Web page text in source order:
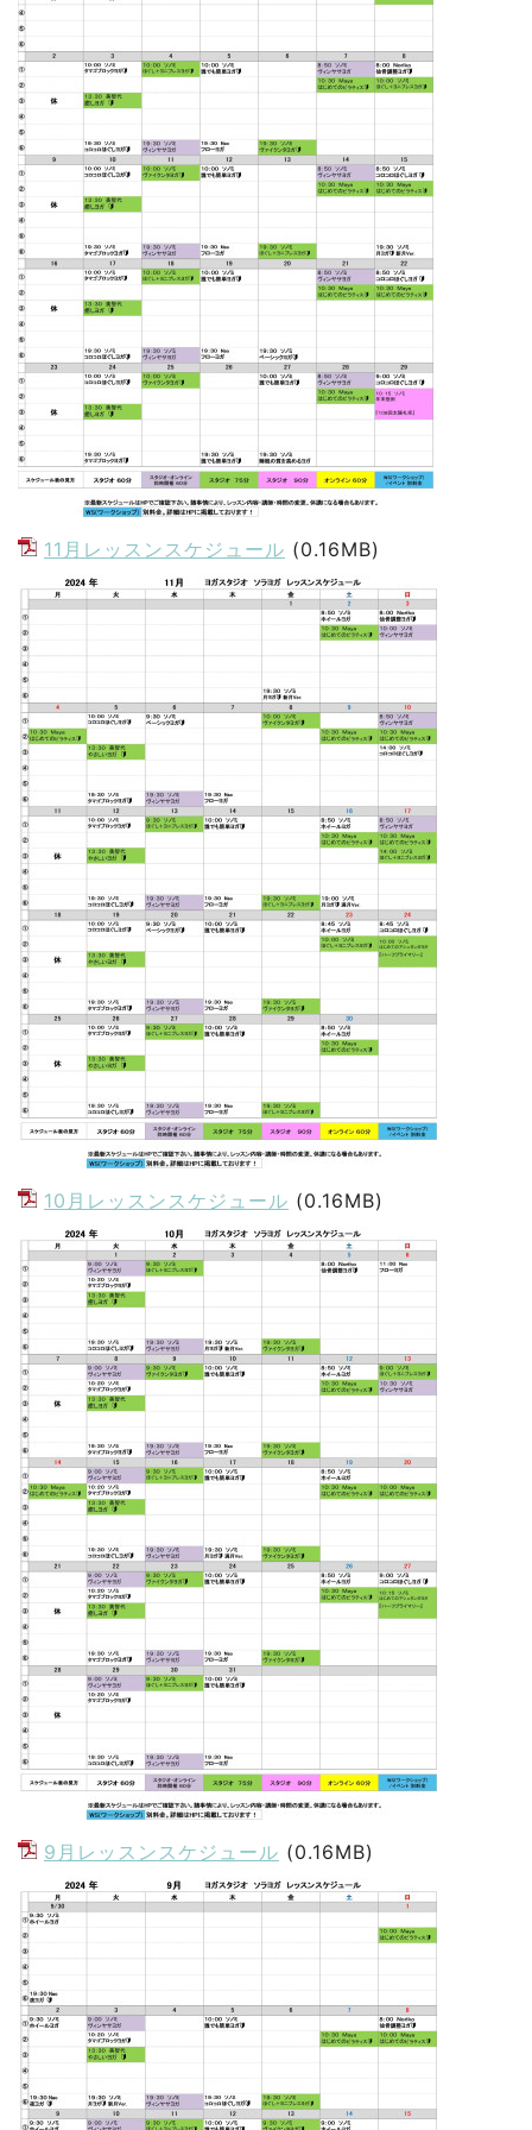
11月レッスンスケジュール (0.16MB)
10月レッスンスケジュール (0.16MB)
9月レッスンスケジュール (0.16MB)